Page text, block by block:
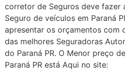
corretor de Seguros deve fazer
Seguro de veículos em Paraná
apresentar os orçamentos com
das melhores Seguradoras
do Paraná PR. O Menor preço
Paraná PR está Aqui no site: